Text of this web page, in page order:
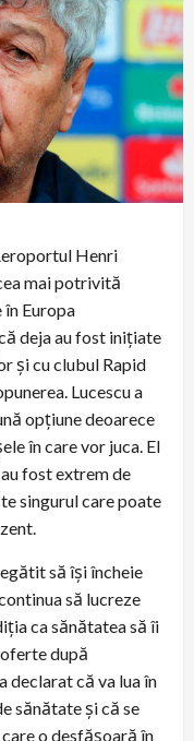
Henri
mai potrivită
Europa
deja au fost iniţiate
şi cu clubul Rapid
Lucescu a
opţiune deoarece
în care vor juca. El
fost extrem de
singurul care poate
să îşi încheie
să lucreze
ca sănătatea să îi
după
declarat că va lua în
sănătate şi că se
o desfăşoară în